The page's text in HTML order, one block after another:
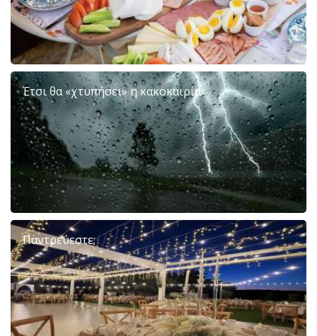
Έτσι θα «χτυπήσει» η κακοκαιρία:
Παντρεύεστε;